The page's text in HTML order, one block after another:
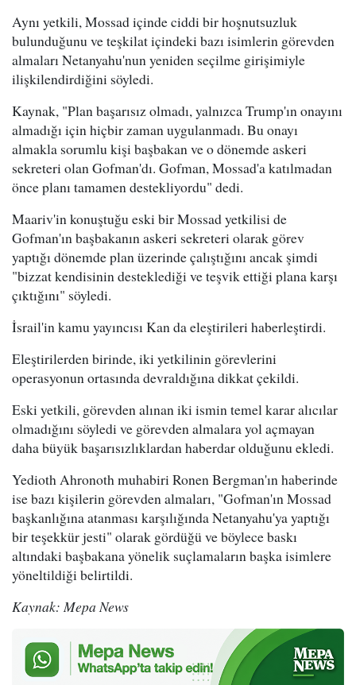
Aynı yetkili, Mossad içinde ciddi bir hoşnutsuzluk
bulunduğunu ve teşkilat içindeki bazı isimlerin görevden
almaları Netanyahu'nun yeniden seçilme girişimiyle
ilişkilendirdiğini söyledi.
Kaynak, "Plan başarısız olmadı, yalnızca Trump'ın onayını
almadığı için hiçbir zaman uygulanmadı. Bu onayı
almakla sorumlu kişi başbakan ve o dönemde askeri
sekreteri olan Gofman'dı. Gofman, Mossad'a katılmadan
önce planı tamamen destekliyordu" dedi.
Maariv'in konuştuğu eski bir Mossad yetkilisi de
Gofman'ın başbakanın askeri sekreteri olarak görev
yaptığı dönemde plan üzerinde çalıştığını ancak şimdi
"bizzat kendisinin desteklediği ve teşvik ettiği plana karşı
çıktığını" söyledi.
İsrail'in kamu yayıncısı Kan da eleştirileri haberleştirdi.
Eleştirilerden birinde, iki yetkilinin görevlerini
operasyonun ortasında devraldığına dikkat çekildi.
Eski yetkili, görevden alınan iki ismin temel karar alıcılar
olmadığını söyledi ve görevden almalara yol açmayan
daha büyük başarısızlıklardan haberdar olduğunu ekledi.
Yedioth Ahronoth muhabiri Ronen Bergman'ın haberinde
ise bazı kişilerin görevden almaları, "Gofman'ın Mossad
başkanlığına atanması karşılığında Netanyahu'ya yaptığı
bir teşekkür jesti" olarak gördüğü ve böylece baskı
altındaki başbakana yönelik suçlamaların başka isimlere
yöneltildiği belirtildi.
Kaynak: Mepa News